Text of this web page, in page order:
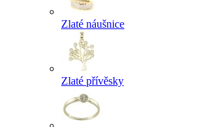
Zlaté náušnice
Zlaté přívěsky